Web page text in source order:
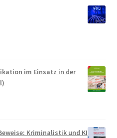
im Einsatz in der
Kriminalistik und KI